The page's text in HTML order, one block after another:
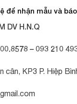
để nhận mẫu và
DV H.N.Q
– 093 210
cân, KP3 P. Hiệp